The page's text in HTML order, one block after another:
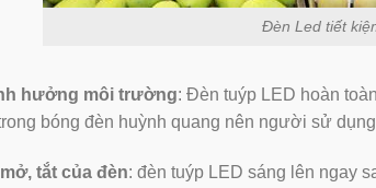
Đèn Led tiết
hưởng môi trường: Đèn tuýp LED hoàn
bóng đèn huỳnh quang nên người sử
tắt của đèn: đèn tuýp LED sáng lên ngay